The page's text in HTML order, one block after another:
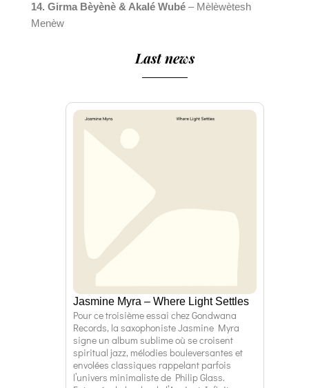
14. Girma Bèyènè & Akalé Wubé – Mèlèwètesh
Menèw
Last news
Jasmine Myra – Where Light Settles
Pour ce troisième essai chez Gondwana
Records, la saxophoniste Jasmine Myra
signe un album sublime où se croisent
spiritual jazz, mélodies bouleversantes et
envolées classiques rappelant parfois
l’univers minimaliste de Philip Glass.